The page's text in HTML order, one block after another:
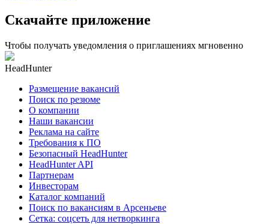
Скачайте приложение
Чтобы получать уведомления о приглашениях мгновенно
HeadHunter
Размещение вакансий
Поиск по резюме
О компании
Наши вакансии
Реклама на сайте
Требования к ПО
Безопасный HeadHunter
HeadHunter API
Партнерам
Инвесторам
Каталог компаний
Поиск по вакансиям в Арсеньеве
Сетка: соцсеть для нетворкинга